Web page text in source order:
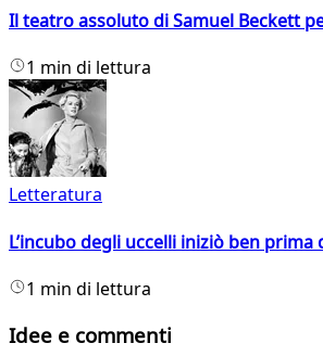
Il teatro assoluto di Samuel Beckett
1 min di lettura
Letteratura
L’incubo degli uccelli iniziò ben prima
1 min di lettura
Idee e commenti